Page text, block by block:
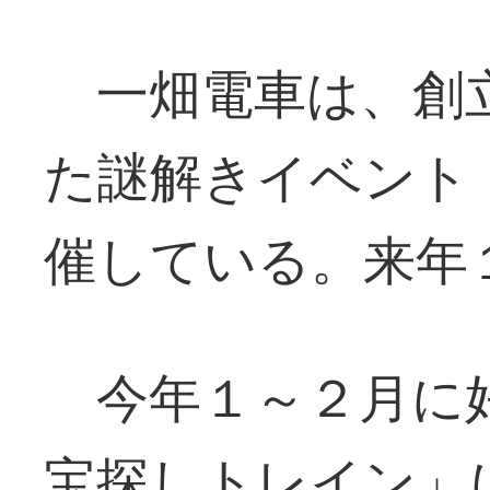
一畑電車は、創
た謎解きイベン
催している。来
今年１～２月に